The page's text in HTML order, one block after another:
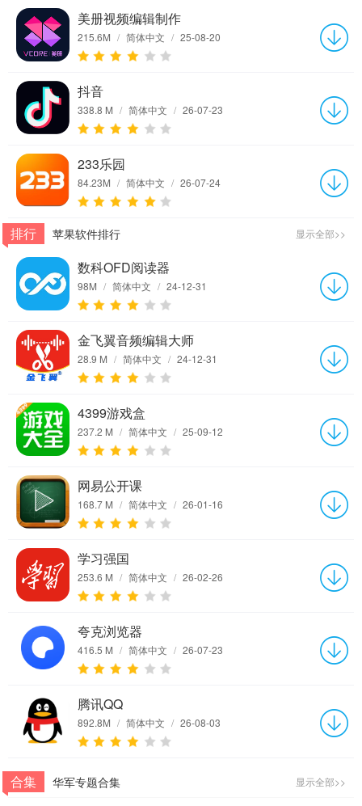
美册视频编辑制作
215.6M / 简体中文 / 25-08-20
抖音
338.8 M / 简体中文 / 26-07-23
233乐园
84.23M / 简体中文 / 26-07-24
显示全部>>
排行 苹果软件排行
数科OFD阅读器
98M / 简体中文 / 24-12-31
金飞翼音频编辑大师
28.9 M / 简体中文 / 24-12-31
4399游戏盒
237.2 M / 简体中文 / 25-09-12
网易公开课
168.7 M / 简体中文 / 26-01-16
学习强国
253.6 M / 简体中文 / 26-02-26
夸克浏览器
416.5 M / 简体中文 / 26-07-23
腾讯QQ
892.8M / 简体中文 / 26-08-03
显示全部>>
合集 华军专题合集